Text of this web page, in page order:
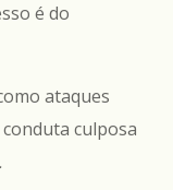
é do
ataques
culposa
.